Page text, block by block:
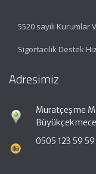
5520 sayılı
Sigortacılık Destek
Adresimiz
Muratçeşme
0505 123 59 59